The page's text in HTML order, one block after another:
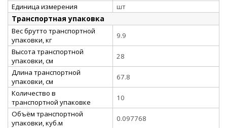
Единица измерения
шт
Транспортная упаковка
Вес брутто транспортной
упаковки, кг
9.9
Высота транспортной
упаковки, см
28
Длина транспортной
упаковки, см
67.8
Количество в
транспортной упаковке
10
Объём транспортной
упаковки, куб.м
0.097768